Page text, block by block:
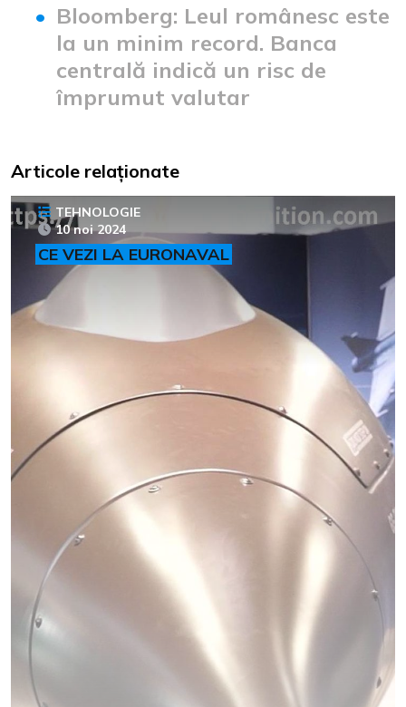
Bloomberg: Leul românesc este
la un minim record. Banca
centrală indică un risc de
împrumut valutar
Articole relaționate
TEHNOLOGIE
10 noi 2024
CE VEZI LA EURONAVAL